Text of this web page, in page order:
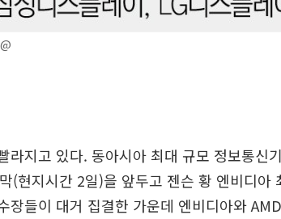
라지고 있다. 동아시아 최대 규모 정보통신
(현지시간 2일)을 앞두고 젠슨 황 엔비디아
장들이 대거 집결한 가운데 엔비디아와